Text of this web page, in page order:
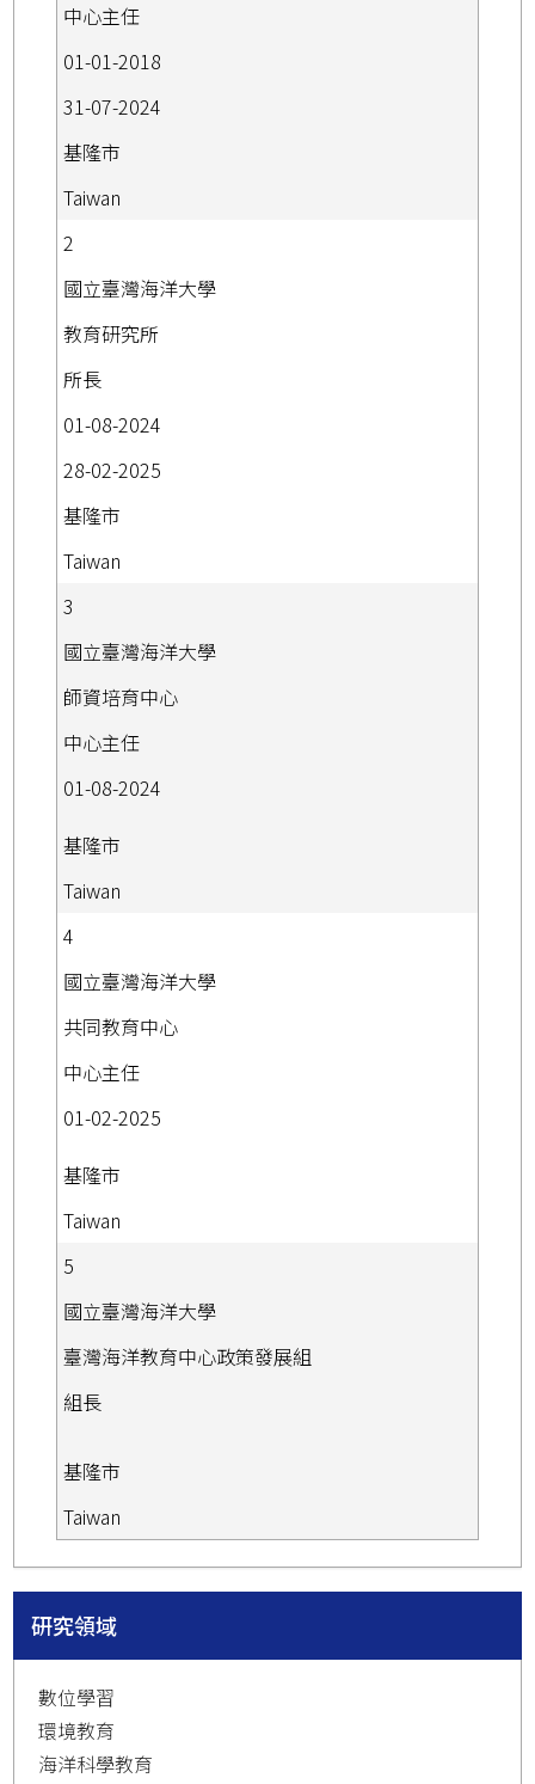
中心主任
01-01-2018
31-07-2024
基隆市
Taiwan
2
國立臺灣海洋大學
教育研究所
所長
01-08-2024
28-02-2025
基隆市
Taiwan
3
國立臺灣海洋大學
師資培育中心
中心主任
01-08-2024
基隆市
Taiwan
4
國立臺灣海洋大學
共同教育中心
中心主任
01-02-2025
基隆市
Taiwan
5
國立臺灣海洋大學
臺灣海洋教育中心政策發展組
組長
基隆市
Taiwan
研究領域
數位學習
環境教育
海洋科學教育